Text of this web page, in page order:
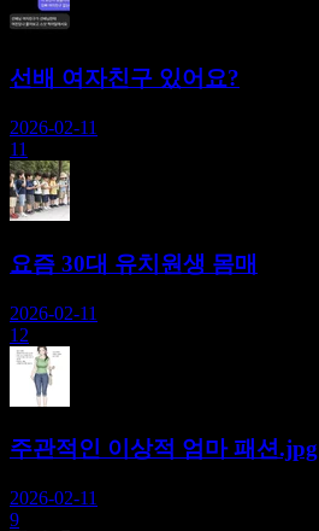
선배 여자친구 있어요?
2026-02-11
11
요즘 30대 유치원생 몸매
2026-02-11
12
주관적인 이상적 엄마 패션.jpg
2026-02-11
9